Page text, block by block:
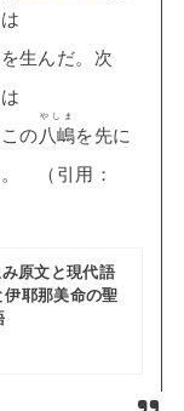
を生んだ。次
の八嶋
やしま
を先に
（引用：
み原文と現代語
耶那美命の聖